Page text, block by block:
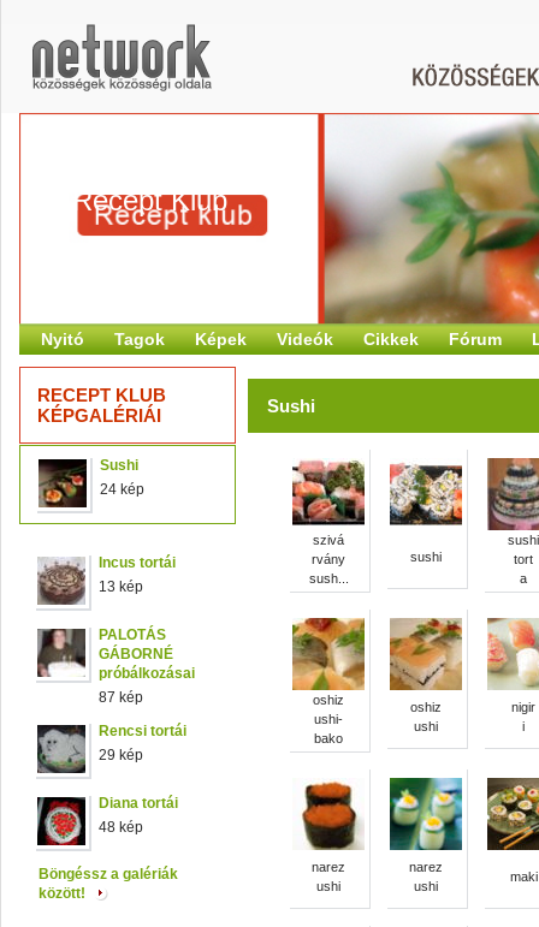
Recept Klub
Nyitó Tagok Képek Videók Cikkek Fórum
RECEPT KLUB
KÉPGALÉRIÁI
Sushi
24 kép
Incus tortái
13 kép
PALOTÁS
GÁBORNÉ
próbálkozásai
87 kép
Rencsi tortái
29 kép
Diana tortái
48 kép
Böngéssz a galériák
között!
Sushi
szivá
rvány
sush...
sushi
sushi
tort
a
oshiz
ushi-
bako
oshiz
ushi
nigir
i
narez
ushi
narez
ushi
maki